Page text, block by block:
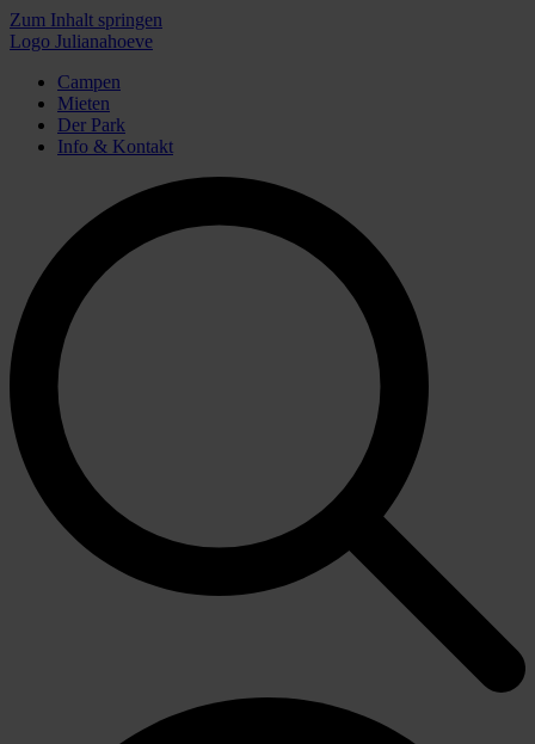
Zum Inhalt springen
Logo Julianahoeve
Campen
Mieten
Der Park
Info & Kontakt